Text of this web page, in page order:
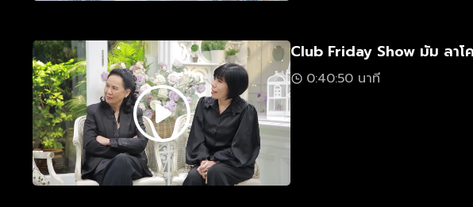
Club Friday Show มัม ลาโ
0:40:50 นาที